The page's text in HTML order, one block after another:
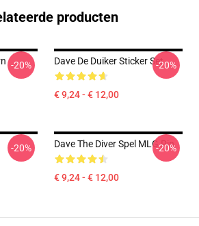
producten
-20% Dave De Duiker Sticker Set
€ 9,24 - € 12,00
-20%
-20% Dave The Diver Spel MLG Pin
€ 9,24 - € 12,00
-20%